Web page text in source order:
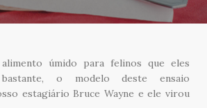
úmido para felinos que eles
o modelo deste ensaio
estagiário Bruce Wayne e ele virou